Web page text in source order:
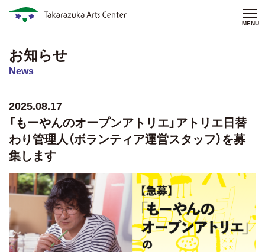
MENU
お知らせ
News
2025.08.17
「もーやんのオープンアトリエ」アトリエ日替
わり管理人（ボランティア運営スタッフ）を募
集します